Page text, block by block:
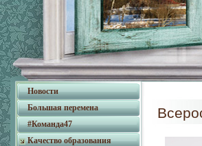
Новости
Большая перемена
#Команда47
Качество образования